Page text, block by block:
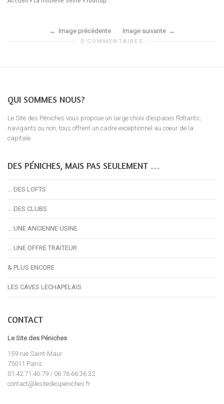
Image précédente Image suivante
0 COMMENTAIRES
QUI SOMMES NOUS?
Le Site des Péniches vous propose un large choix d’espaces flottants;
navigants ou non, tous offrent un cadre exceptionnel au coeur de la
capitale.
DES PÉNICHES, MAIS PAS SEULEMENT …
… DES LOFTS
… DES CLUBS
… UNE ANCIENNE USINE
… UNE OFFRE TRAITEUR
& PLUS ENCORE
LES CAVES LECHAPELAIS
CONTACT
Le Site des Péniches
159 rue Saint-Maur
75011 Paris
01.42.71.40.79 / 06 76 66 36 32
contact@lesitedespeniches.fr